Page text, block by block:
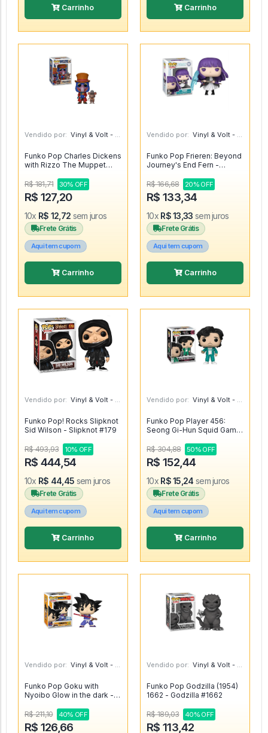
Carrinho Carrinho
Vendido por: Vinyl & Volt - MG
Funko Pop Charles Dickens
with Rizzo The Muppet
1456 [Special Edition] -
Disney The Muppet
R$ 181,71 30% OFF
R$ 127,20
10x R$ 12,72 sem juros
Frete Grátis
Aqui tem cupom
Carrinho
Vendido por: Vinyl & Volt - MG
Funko Pop Frieren: Beyond
Journey's End Fern -
End #1987
R$ 166,68 20% OFF
R$ 133,34
10x R$ 13,33 sem juros
Frete Grátis
Aqui tem cupom
Carrinho
Vendido por: Vinyl & Volt - MG
Funko Pop! Rocks Slipknot
Sid Wilson - Slipknot #179
R$ 493,93 10% OFF
R$ 444,54
10x R$ 44,45 sem juros
Frete Grátis
Aqui tem cupom
Carrinho
Vendido por: Vinyl & Volt - MG
Funko Pop Player 456:
Seong Gi-Hun Squid Game
#1222
R$ 304,88 50% OFF
R$ 152,44
10x R$ 15,24 sem juros
Frete Grátis
Aqui tem cupom
Carrinho
Vendido por: Vinyl & Volt - MG
Funko Pop Goku with
Nyoibo Glow in the dark -
R$ 211,10
40% OFF
R$ 126,66
Vendido por: Vinyl & Volt - MG
Funko Pop Godzilla (1954)
1662 - Godzilla #1662
R$ 189,03 40% OFF
R$ 113,42